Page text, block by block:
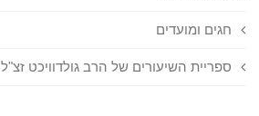
חגים ומועדים
ספריית השיעורים של הרב גולדוויכט זצ"ל